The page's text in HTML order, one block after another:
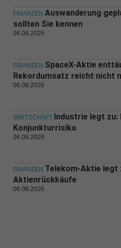
FINANZEN Auswanderung
sollten Sie kennen
06.08.2026
FINANZEN SpaceX-Aktie
Rekordumsatz reicht nicht
06.08.2026
WIRTSCHAFT Industrie legt zu:
Konjunkturrisiko
06.08.2026
FINANZEN Telekom-Aktie legt
Aktienrückkäufe
06.08.2026